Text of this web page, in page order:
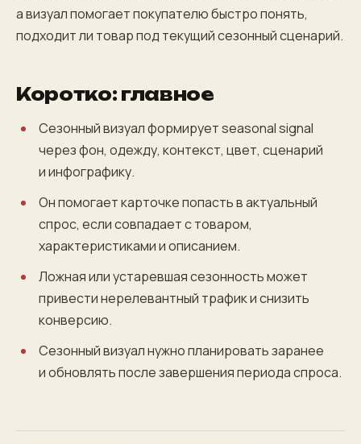
а визуал помогает покупателю быстро понять,
подходит ли товар под текущий сезонный сценарий.
Коротко: главное
Сезонный визуал формирует seasonal signal
через фон, одежду, контекст, цвет, сценарий
и инфографику.
Он помогает карточке попасть в актуальный
спрос, если совпадает с товаром,
характеристиками и описанием.
Ложная или устаревшая сезонность может
привести нерелевантный трафик и снизить
конверсию.
Сезонный визуал нужно планировать заранее
и обновлять после завершения периода спроса.